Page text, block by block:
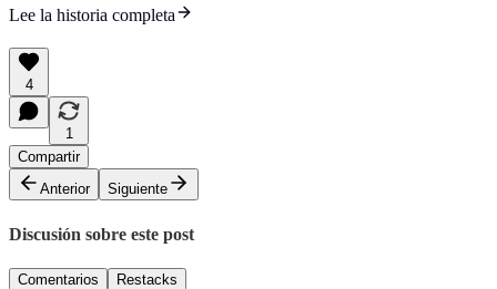
Lee la historia completa
4
1
Compartir
Anterior
Siguiente
Discusión sobre este post
Comentarios Restacks